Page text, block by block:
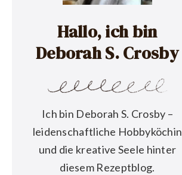
Hallo, ich bin
Deborah S. Crosby
Ich bin Deborah S. Crosby –
leidenschaftliche Hobbyköchin
und die kreative Seele hinter
diesem Rezeptblog.